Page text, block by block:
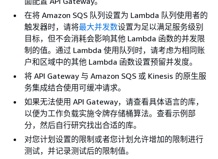
在将 Amazon SQS 队列设置为 Lambda 队列使用者的
触发器时，请将最大并发数设置为足以满足服务级别
目标，但不会消耗会影响其他 Lambda 函数的并发限
制的值。通过 Lambda 使用队列时，请考虑为相同账
户和区域中的其他 Lambda 函数设置预留并发度。
将 API Gateway 与 Amazon SQS 或 Kinesis 的原生服
务集成结合使用可缓冲请求。
如果无法使用 API Gateway，请查看具体语言的库，
以便为工作负载实施令牌存储桶算法。查看示例部
分，然后自行研究找出合适的库。
对您计划设置的限制或者您计划允许增加的限制进行
测试，并记录测试后的限制值。